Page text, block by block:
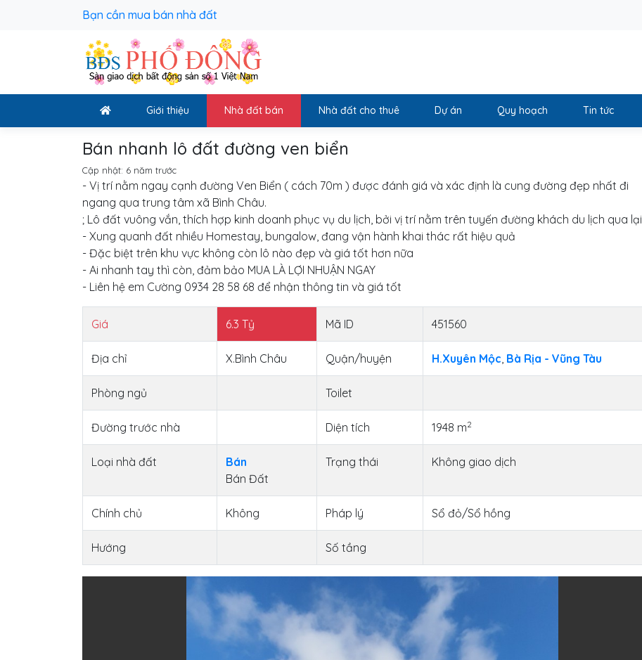
Bạn cần mua bán nhà đất
Giới thiệu Nhà đất bán Nhà đất cho thuê Dự án Quy hoạch Tin tức
Bán nhanh lô đất đường ven biển
Cập nhật: 6 năm trước
- Vị trí nằm ngay cạnh đường Ven Biển ( cách 70m ) được đánh giá và xác định là cung đường đẹp nhất đi
ngang qua trung tâm xã Bình Châu.
; Lô đất vuông vắn, thích hợp kinh doanh phục vụ du lịch, bởi vị trí nằm trên tuyến đường khách du lịch qua lại
- Xung quanh đất nhiều Homestay, bungalow, đang vận hành khai thác rất hiệu quả
- Đặc biệt trên khu vực không còn lô nào đẹp và giá tốt hơn nữa
- Ai nhanh tay thì còn, đảm bảo MUA LÀ LỢI NHUẬN NGAY
- Liên hệ em Cường 0934 28 58 68 để nhận thông tin và giá tốt
Giá 6.3 Tỷ Mã ID 451560
Địa chỉ X.Bình Châu Quận/huyện H.Xuyên Mộc Bà Rịa - Vũng Tàu
Phòng ngủ Toilet
Đường trước nhà Diện tích 1948 m2
Loại nhà đất
Bán
Bán Đất
Trạng thái Không giao dịch
Chính chủ Không Pháp lý Sổ đỏ/Sổ hồng
Hướng Số tầng